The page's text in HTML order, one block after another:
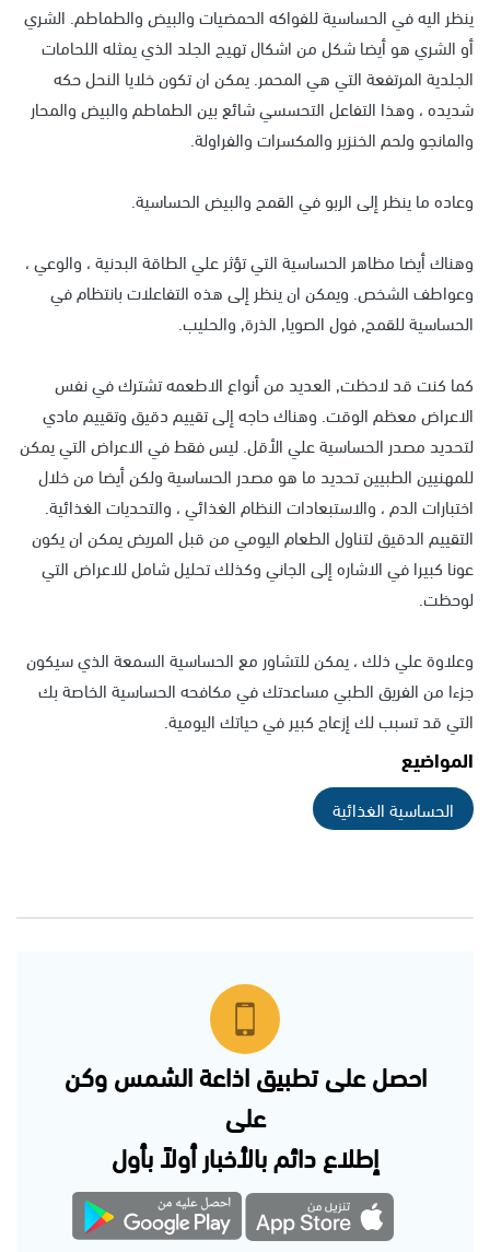
ينظر اليه في الحساسية للفواكه الحمضيات والبيض والطماطم. الشري
أو الشري هو أيضا شكل من اشكال تهيج الجلد الذي يمثله اللحامات
الجلدية المرتفعة التي هي المحمر. يمكن ان تكون خلايا النحل حكه
شديده ، وهذا التفاعل التحسسي شائع بين الطماطم والبيض والمحار
والمانجو ولحم الخنزير والمكسرات والفراولة.
وعاده ما ينظر إلى الربو في القمح والبيض الحساسية.
وهناك أيضا مظاهر الحساسية التي تؤثر علي الطاقة البدنية ، والوعي ،
وعواطف الشخص. ويمكن ان ينظر إلى هذه التفاعلات بانتظام في
الحساسية للقمح, فول الصويا, الذرة, والحليب.
كما كنت قد لاحظت, العديد من أنواع الاطعمه تشترك في نفس
الاعراض معظم الوقت. وهناك حاجه إلى تقييم دقيق وتقييم مادي
لتحديد مصدر الحساسية علي الأقل. ليس فقط في الاعراض التي يمكن
للمهنيين الطبيين تحديد ما هو مصدر الحساسية ولكن أيضا من خلال
اختبارات الدم ، والاستبعادات النظام الغذائي ، والتحديات الغذائية.
التقييم الدقيق لتناول الطعام اليومي من قبل المريض يمكن ان يكون
عونا كبيرا في الاشاره إلى الجاني وكذلك تحليل شامل للاعراض التي
لوحظت.
وعلاوة علي ذلك ، يمكن للتشاور مع الحساسية السمعة الذي سيكون
جزءا من الفريق الطبي مساعدتك في مكافحه الحساسية الخاصة بك
التي قد تسبب لك إزعاج كبير في حياتك اليومية.
المواضيع
الحساسية الغذائية
احصل على تطبيق اذاعة الشمس وكن
على
إطلاع دائم بالأخبار أولاً بأول